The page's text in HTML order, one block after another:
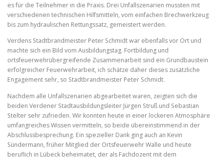
es für die Teilnehmer in die Praxis. Drei Unfallszenarien mussten mit
verschiedenen technischen Hilfsmitteln, vom einfachen Brechwerkzeug
bis zum hydraulischen Rettungssatz, gemeistert werden.
Verdens Stadtbrandmeister Peter Schmidt war ebenfalls vor Ort und
machte sich ein Bild vom Ausbildungstag. Fortbildung und
ortsfeuerwehrübergreifende Zusammenarbeit sind ein Grundbaustein
erfolgreicher Feuerwehrarbeit, ich schätze daher dieses zusätzliche
Engagement sehr, so Stadtbrandmeister Peter Schmidt.
Nachdem alle Unfallszenarien abgearbeitet waren, zeigten sich die
beiden Verdener Stadtausbildungsleiter Jürgen Struß und Sebastian
Stelter sehr zufrieden. Wir konnten heute in einer lockeren Atmosphäre
umfangreiches Wissen vermitteln, so beide übereinstimmend in der
Abschlussbesprechung. Ein spezieller Dank ging auch an Kevin
Sündermann, früher Mitglied der Ortsfeuerwehr Walle und heute
beruflich in Lübeck beheimatet, der als Fachdozent mit dem